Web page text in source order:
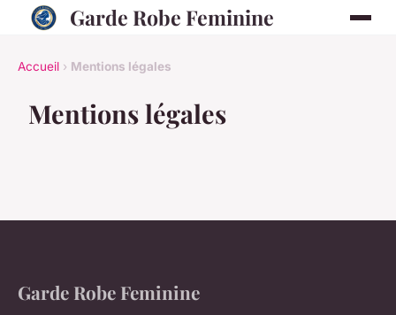
Garde Robe Feminine
Accueil › Mentions légales
Mentions légales
Garde Robe Feminine